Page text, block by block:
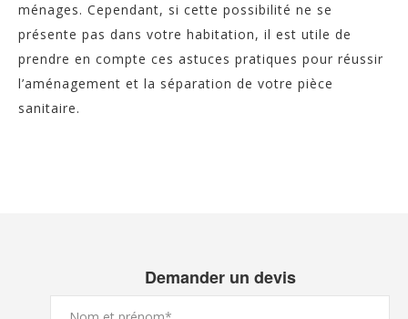
ménages. Cependant, si cette possibilité ne se
présente pas dans votre habitation, il est utile de
prendre en compte ces astuces pratiques pour réussir
l’aménagement et la séparation de votre pièce
sanitaire.
Demander un devis